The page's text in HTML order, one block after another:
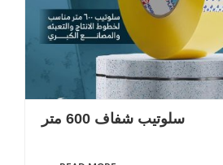
سلوتيب شفاف 600 متر